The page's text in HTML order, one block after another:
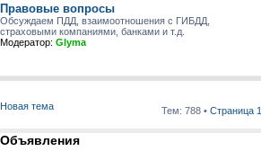
Правовые вопросы
Обсуждаем ПДД, взаимоотношения с ГИБДД,
страховыми компаниями, банками и т.д.
Модератор: Glyma
Новая тема Тем: 788 • Страница 1
Объявления